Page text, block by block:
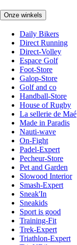
Onze winkels
Daily Bikers
Direct Running
Direct-Volley
Espace Golf
Foot-Store
Galop-Store
Golf and co
Handball-Store
House of Rugby
La sellerie de Maé
Made in Paradis
Nauti-wave
On-Fight
Padel-Expert
Pecheur-Store
Pet and Garden
Slowood Interior
Smash-Expert
Sneak'In
Sneakids
Sport is good
Training-Fit
Trek-Expert
Triathlon-Expert